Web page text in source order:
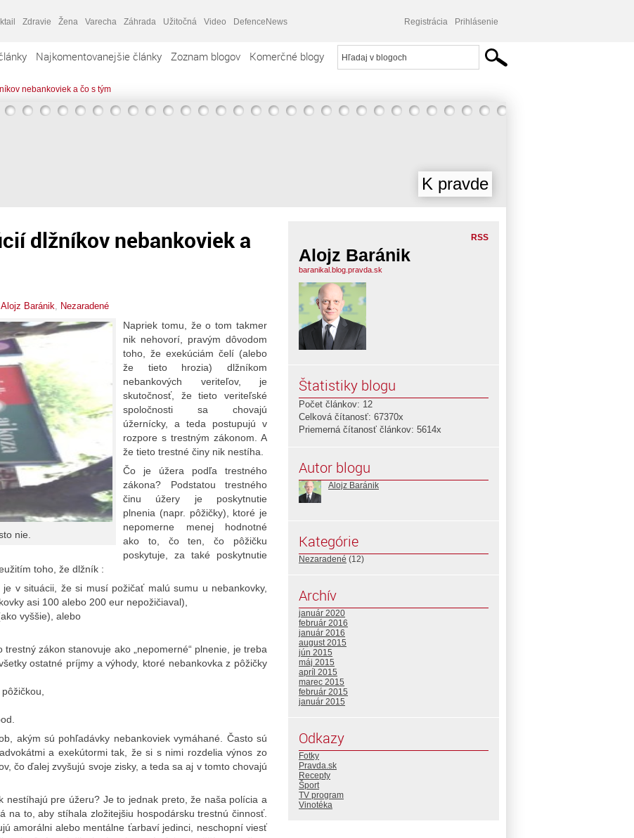
Zdravie Žena Varecha Záhrada Užitočná Video DefenceNews Registrácia Prihlásenie
Najkomentovanejšie články Zoznam blogov Komerčné blogy
nebankoviek a čo s tým
K pravde
dlžníkov nebankoviek a
Alojz Baránik Nezaradené
nie.
Napriek tomu, že o tom takmer
nik nehovorí, pravým dôvodom
toho, že exekúciám čelí (alebo
že tieto hrozia) dlžníkom
nebankových veriteľov, je
skutočnosť, že tieto veriteľské
spoločnosti sa chovajú
úžernícky, a teda postupujú v
rozpore s trestným zákonom. A
že tieto trestné činy nik nestíha.
Čo je úžera podľa trestného
zákona? Podstatou trestného
činu úžery je poskytnutie
plnenia (napr. pôžičky), ktoré je
nepomerne menej hodnotné
ako to, čo ten, čo pôžičku
poskytuje, za také poskytnutie
toho, že dlžník :
v situácii, že si musí požičať malú sumu u nebankovky,
asi 100 alebo 200 eur nepožičiaval),
vyššie), alebo
zákon stanovuje ako „nepomerné“ plnenie, je treba
ostatné príjmy a výhody, ktoré nebankovka z pôžičky
akým sú pohľadávky nebankoviek vymáhané. Často sú
a exekútormi tak, že si s nimi rozdelia výnos zo
čo ďalej zvyšujú svoje zisky, a teda sa aj v tomto chovajú
nestíhajú pre úžeru? Je to jednak preto, že naša polícia a
na to, aby stíhala zložitejšiu hospodársku trestnú činnosť.
amorálni alebo mentálne ťarbaví jedinci, neschopní viesť
RSS
Alojz Baránik
baranikal.blog.pravda.sk
Štatistiky blogu
Počet článkov: 12
Celková čítanosť: 67370x
Priemerná čítanosť článkov: 5614x
Autor blogu
Alojz Baránik
Kategórie
Nezaradené (12)
Archív
január 2020
február 2016
január 2016
august 2015
jún 2015
máj 2015
apríl 2015
marec 2015
február 2015
január 2015
Odkazy
Fotky
Pravda.sk
Recepty
Šport
TV program
Vinotéka